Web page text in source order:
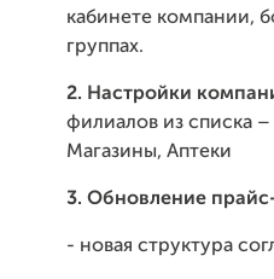
кабинете компании,
группах.
2. Настройки
филиалов из списка
Магазины, Аптеки
3. Обновление
- новая структура